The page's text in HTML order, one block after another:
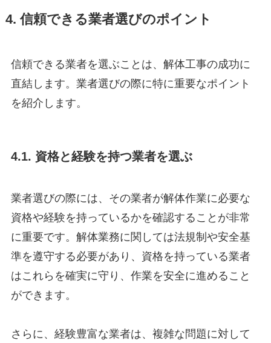
4. 信頼できる業者選びのポイント
信頼できる業者を選ぶことは、解体工事の成功に
直結します。業者選びの際に特に重要なポイント
を紹介します。
4.1. 資格と経験を持つ業者を選ぶ
業者選びの際には、その業者が解体作業に必要な
資格や経験を持っているかを確認することが非常
に重要です。解体業務に関しては法規制や安全基
準を遵守する必要があり、資格を持っている業者
はこれらを確実に守り、作業を安全に進めること
ができます。
さらに、経験豊富な業者は、複雑な問題に対して